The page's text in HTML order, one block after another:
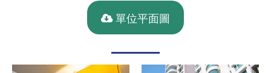
單位平面圖